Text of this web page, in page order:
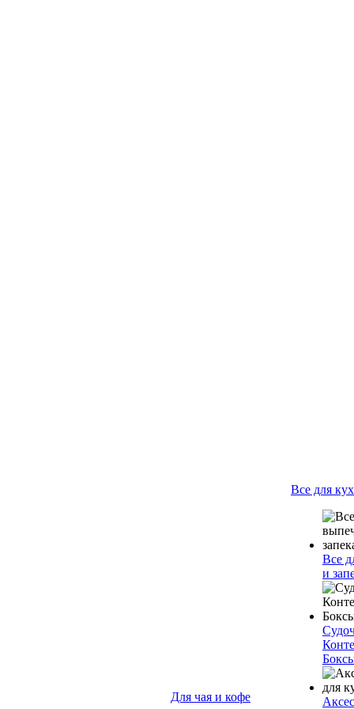
Для чая и кофе
Все для
Все
и